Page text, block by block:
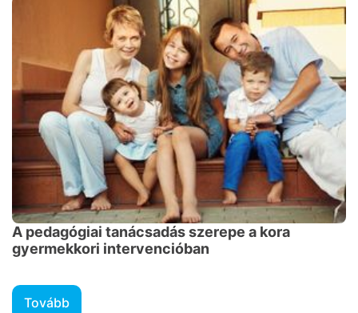
A pedagógiai tanácsadás szerepe a kora
gyermekkori intervencióban
Tovább